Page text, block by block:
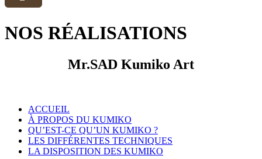
NOS RÉALISATIONS
Mr.SAD Kumiko Art
ACCUEIL
À PROPOS DU KUMIKO
QU’EST-CE QU’UN KUMIKO ?
LES DIFFÉRENTES TECHNIQUES
LA DISPOSITION DES KUMIKO